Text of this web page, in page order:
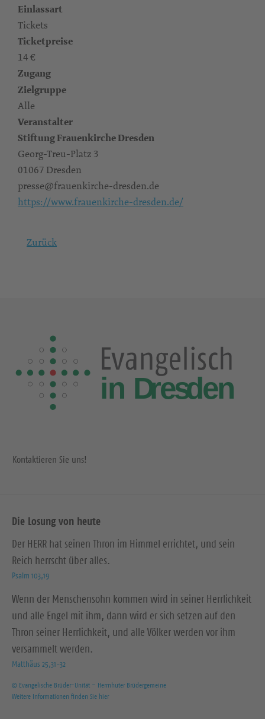
Einlassart
Tickets
Ticketpreise
14 €
Zugang
Zielgruppe
Alle
Veranstalter
Stiftung Frauenkirche Dresden
Georg-Treu-Platz 3
01067 Dresden
presse@frauenkirche-dresden.de
https://www.frauenkirche-dresden.de/
Zurück
Kontaktieren Sie uns!
Die Losung von heute
Der HERR hat seinen Thron im Himmel errichtet, und sein
Reich herrscht über alles.
Psalm 103,19
Wenn der Menschensohn kommen wird in seiner Herrlichkeit
und alle Engel mit ihm, dann wird er sich setzen auf den
Thron seiner Herrlichkeit, und alle Völker werden vor ihm
versammelt werden.
Matthäus 25,31-32
© Evangelische Brüder-Unität – Herrnhuter Brüdergemeine
Weitere Informationen finden Sie hier